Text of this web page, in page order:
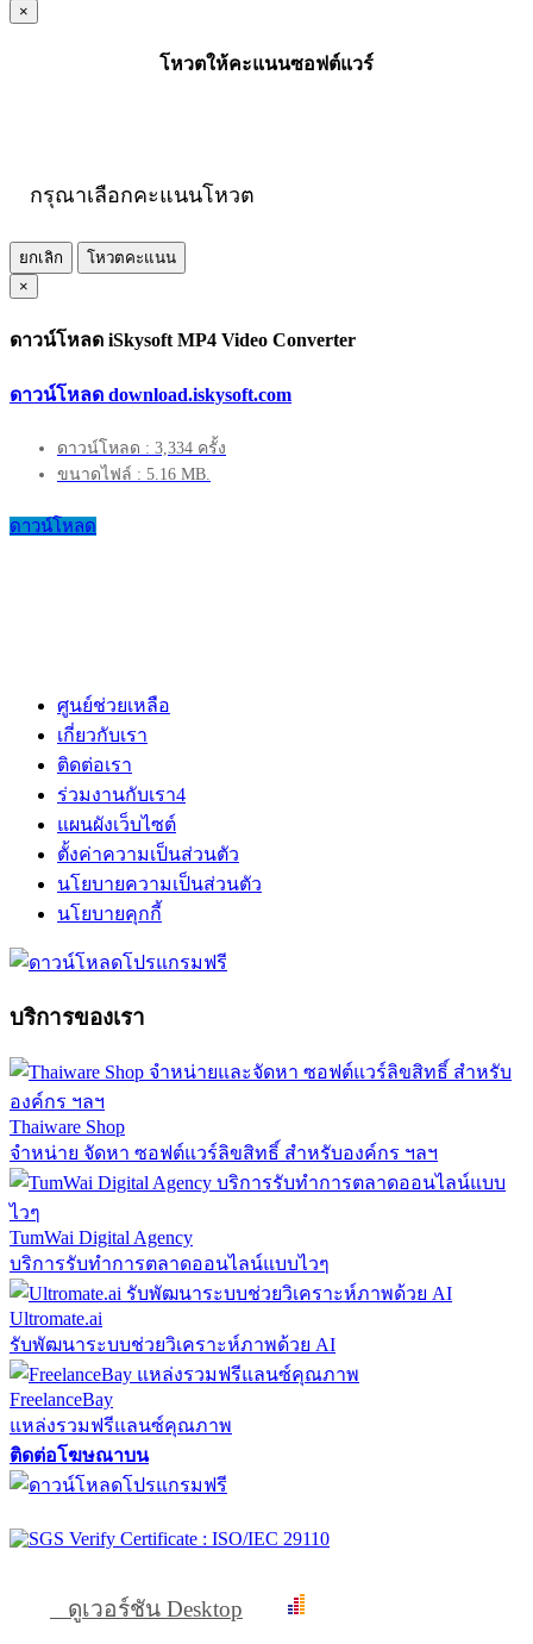
×
โหวตให้คะแนนซอฟต์แวร์
กรุณาเลือกคะแนนโหวต
ยกเลิก
โหวตคะแนน
×
ดาวน์โหลด iSkysoft MP4 Video Converter
ดาวน์โหลด download.iskysoft.com
ดาวน์โหลด : 3,334 ครั้ง
ขนาดไฟล์ : 5.16 MB.
ดาวน์โหลด
ศูนย์ช่วยเหลือ
เกี่ยวกับเรา
ติดต่อเรา
ร่วมงานกับเรา4
แผนผังเว็บไซต์
ตั้งค่าความเป็นส่วนตัว
นโยบายความเป็นส่วนตัว
นโยบายคุกกี้
บริการของเรา
Thaiware Shop
จำหน่าย จัดหา ซอฟต์แวร์ลิขสิทธิ์ สำหรับองค์กร ฯลฯ
TumWai Digital Agency
บริการรับทำการตลาดออนไลน์แบบไวๆ
Ultromate.ai
รับพัฒนาระบบช่วยวิเคราะห์ภาพด้วย AI
FreelanceBay
แหล่งรวมฟรีแลนซ์คุณภาพ
ติดต่อโฆษณาบน
ดูเวอร์ชัน Desktop